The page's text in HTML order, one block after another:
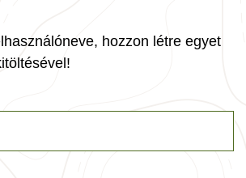
hozzon létre egyet